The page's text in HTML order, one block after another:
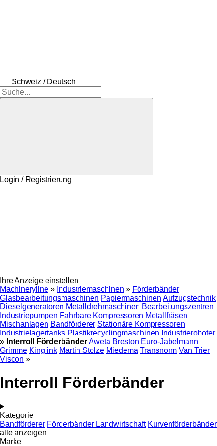
Schweiz / Deutsch
Login / Registrierung
Ihre Anzeige einstellen
Machineryline » Industriemaschinen » Förderbänder
Glasbearbeitungsmaschinen Papiermaschinen Aufzugstechnik
Dieselgeneratoren Metalldrehmaschinen Bearbeitungszentren
Industriepumpen Fahrbare Kompressoren Metallfräsen
Mischanlagen Bandförderer Stationäre Kompressoren
Industrielagertanks Plastikrecyclingmaschinen Industrieroboter
» Interroll FörderbänderAweta Breston Euro-Jabelmann
Grimme Kinglink Martin Stolze Miedema Transnorm Van Trier
Viscon »
Interroll Förderbänder
Kategorie
Bandförderer Förderbänder Landwirtschaft Kurvenförderbänder
alle anzeigen
Marke